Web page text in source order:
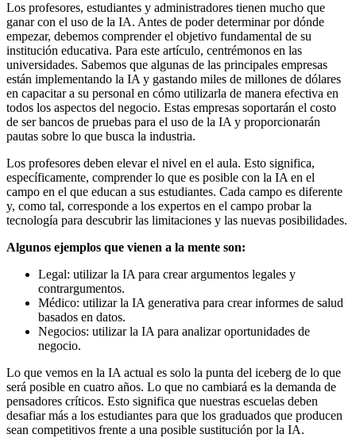
Los profesores, estudiantes y administradores tienen mucho que
ganar con el uso de la IA. Antes de poder determinar por dónde
empezar, debemos comprender el objetivo fundamental de su
institución educativa. Para este artículo, centrémonos en las
universidades. Sabemos que algunas de las principales empresas
están implementando la IA y gastando miles de millones de dólares
en capacitar a su personal en cómo utilizarla de manera efectiva en
todos los aspectos del negocio. Estas empresas soportarán el costo
de ser bancos de pruebas para el uso de la IA y proporcionarán
pautas sobre lo que busca la industria.
Los profesores deben elevar el nivel en el aula. Esto significa,
específicamente, comprender lo que es posible con la IA en el
campo en el que educan a sus estudiantes. Cada campo es diferente
y, como tal, corresponde a los expertos en el campo probar la
tecnología para descubrir las limitaciones y las nuevas posibilidades.
Algunos ejemplos que vienen a la mente son:
Legal: utilizar la IA para crear argumentos legales y
contrargumentos.
Médico: utilizar la IA generativa para crear informes de salud
basados en datos.
Negocios: utilizar la IA para analizar oportunidades de
negocio.
Lo que vemos en la IA actual es solo la punta del iceberg de lo que
será posible en cuatro años. Lo que no cambiará es la demanda de
pensadores críticos. Esto significa que nuestras escuelas deben
desafiar más a los estudiantes para que los graduados que producen
sean competitivos frente a una posible sustitución por la IA.